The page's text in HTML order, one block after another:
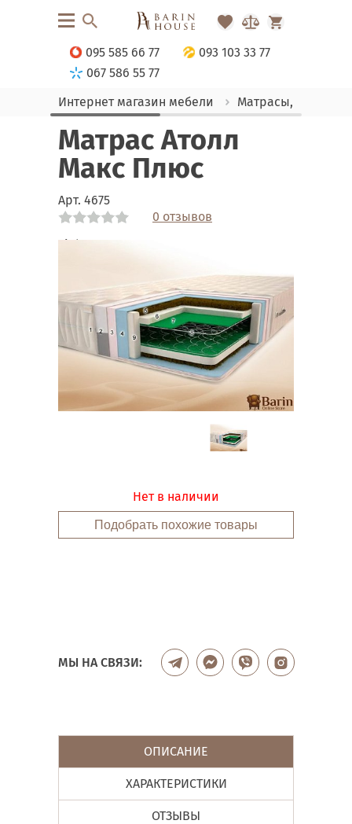
095 585 66 77
093 103 33 77
067 586 55 77
Интернет магазин мебели
Матрасы, текстиль
Матрас Атолл
Макс Плюс
Арт. 4675
0 отзывов
Link
Нет в наличии
Подобрать похожие товары
МЫ НА СВЯЗИ:
ОПИСАНИЕ
ХАРАКТЕРИСТИКИ
ОТЗЫВЫ